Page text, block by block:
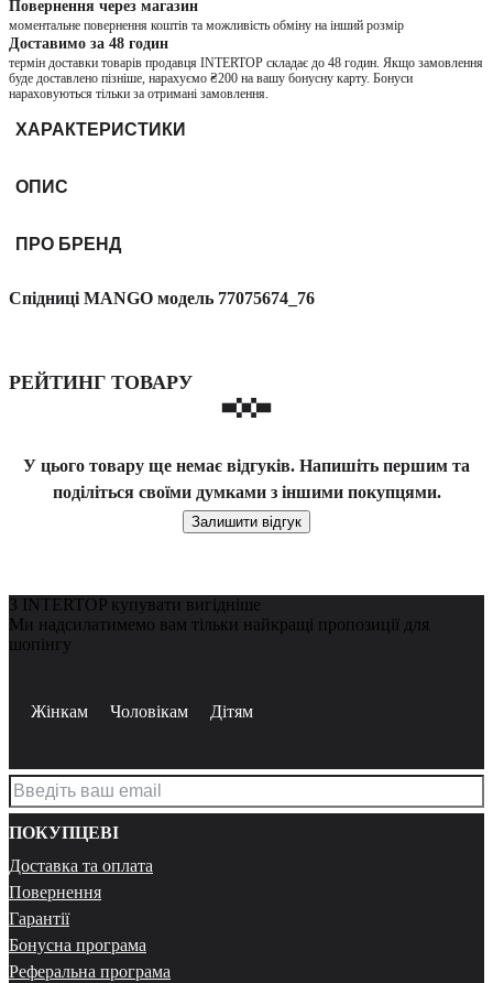
Повернення через магазин
моментальне повернення коштів та можливість обміну на інший розмір
Доставимо за 48 годин
термін доставки товарів продавця INTERTOP складає до 48 годин. Якщо замовлення
буде доставлено пізніше, нарахуємо ₴200 на вашу бонусну карту. Бонуси
нараховуються тільки за отримані замовлення.
ХАРАКТЕРИСТИКИ
ОПИС
ПРО БРЕНД
Спідниці MANGO модель 77075674_76
РЕЙТИНГ ТОВАРУ
У цього товару ще немає відгуків. Напишіть першим та
поділіться своїми думками з іншими покупцями.
Залишити відгук
З INTERTOP купувати вигідніше
Ми надсилатимемо вам тільки найкращі пропозиції для
шопінгу
Жінкам Чоловікам Дітям
ПОКУПЦЕВІ
Доставка та оплата
Повернення
Гарантії
Бонусна програма
Реферальна програма